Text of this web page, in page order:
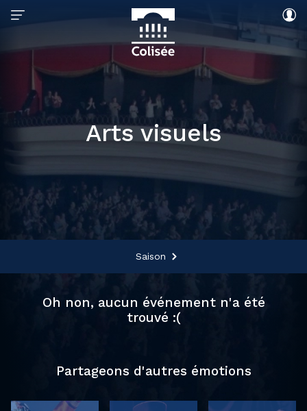
Arts visuels
Saison
Oh non, aucun événement n'a été
trouvé :(
Partageons d'autres émotions